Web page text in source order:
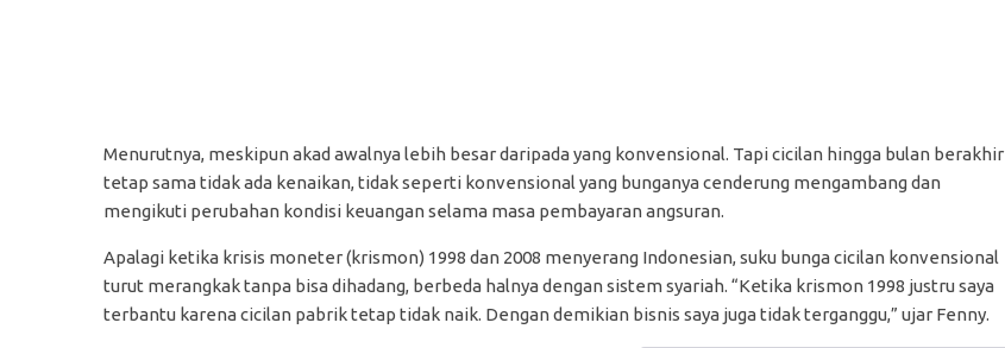
Menurutnya, meskipun akad awalnya lebih besar daripada yang konvensional. Tapi cicilan hingga bulan berakhir
tetap sama tidak ada kenaikan, tidak seperti konvensional yang bunganya cenderung mengambang dan
mengikuti perubahan kondisi keuangan selama masa pembayaran angsuran.
Apalagi ketika krisis moneter (krismon) 1998 dan 2008 menyerang Indonesian, suku bunga cicilan konvensional
turut merangkak tanpa bisa dihadang, berbeda halnya dengan sistem syariah. “Ketika krismon 1998 justru saya
terbantu karena cicilan pabrik tetap tidak naik. Dengan demikian bisnis saya juga tidak terganggu,” ujar Fenny.